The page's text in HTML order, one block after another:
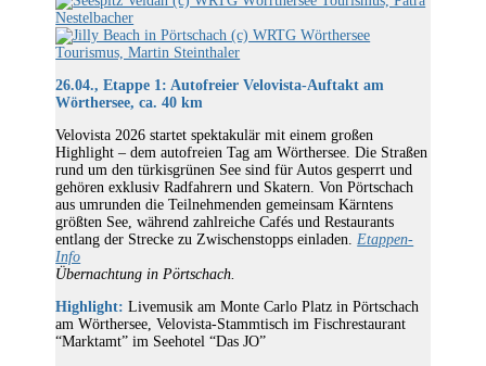
26.04., Etappe 1: Autofreier Velovista-Auftakt am
Wörthersee, ca. 40 km
Velovista 2026 startet spektakulär mit einem großen
Highlight – dem autofreien Tag am Wörthersee. Die Straßen
rund um den türkisgrünen See sind für Autos gesperrt und
gehören exklusiv Radfahrern und Skatern. Von Pörtschach
aus umrunden die Teilnehmenden gemeinsam Kärntens
größten See, während zahlreiche Cafés und Restaurants
entlang der Strecke zu Zwischenstopps einladen.Etappen-
Info
Übernachtung in Pörtschach.
Highlight: Livemusik am Monte Carlo Platz in Pörtschach
am Wörthersee, Velovista-Stammtisch im Fischrestaurant
“Marktamt” im Seehotel “Das JO”